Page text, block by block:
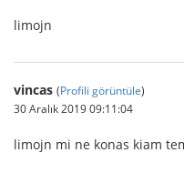
limojn
vincas (Profili görüntüle)
30 Aralık 2019 09:11:04
limojn mi ne konas kiam